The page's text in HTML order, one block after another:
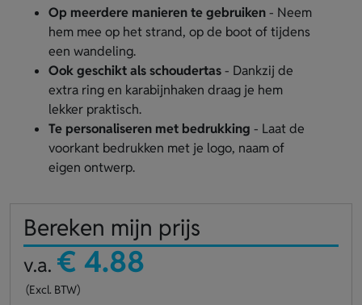
Op meerdere manieren te gebruiken- Neem
hem mee op het strand, op de boot of tijdens
een wandeling.
Ook geschikt als schoudertas- Dankzij de
extra ring en karabijnhaken draag je hem
lekker praktisch.
Te personaliseren met bedrukking - Laat de
voorkant bedrukken met je logo, naam of
eigen ontwerp.
Bereken mijn prijs
v.a. € 4.88
(Excl. BTW)